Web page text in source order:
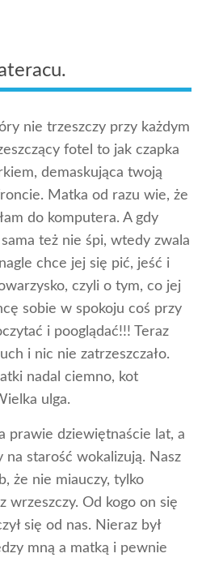
nie trzeszczy przy każdym
fotel to jak czapka
demaskująca twoją
Matka od razu wie, że
do komputera. A gdy
sama też nie śpi, wtedy zwala
chce jej się pić, jeść i
czyli o tym, co jej
sobie w spokoju coś przy
i pooglądać!!! Teraz
i nic nie zatrzeszczało.
nadal ciemno, kot
ulga.
prawie dziewiętnaście lat, a
starość wokalizują. Nasz
że nie miauczy, tylko
wrzeszczy. Od kogo on się
się od nas. Nieraz był
mną a matką i pewnie